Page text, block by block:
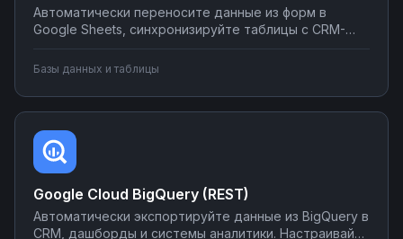
Автоматически переносите данные из форм в
Google Sheets, синхронизируйте таблицы с CRM-
почте или в мессенджеры. Настраивайте
простых сценариев до сложной автоматизации
аналитики.
Базы данных и таблицы
Google Cloud BigQuery (REST)
Автоматически экспортируйте данные из BigQuery в
CRM, дашборды и системы аналитики. Настраивайте